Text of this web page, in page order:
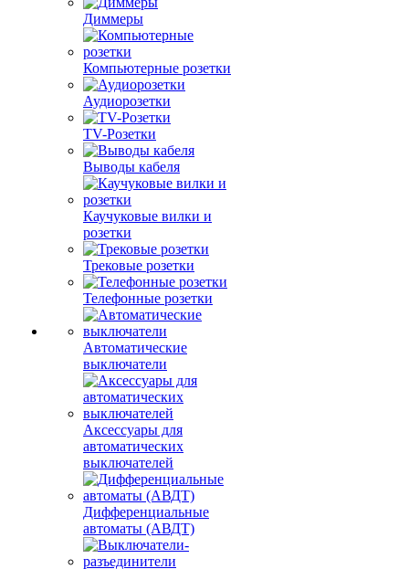
Диммеры
Компьютерные розетки
Аудиорозетки
TV-Розетки
Выводы кабеля
Каучуковые вилки и
розетки
Трековые розетки
Телефонные розетки
Автоматические
выключатели
Аксессуары для
автоматических
выключателей
Дифференциальные
автоматы (АВДТ)